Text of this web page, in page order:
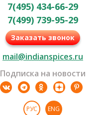
7(495) 434-66-29
7(499) 739-95-29
Заказать звонок
mail@indianspices.ru
Подписка на новости
РУС ENG